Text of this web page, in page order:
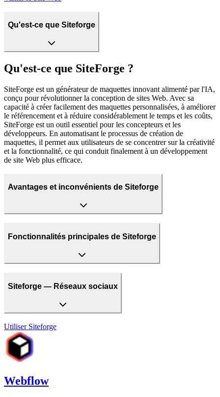
Qu'est-ce que Siteforge
Qu'est-ce que SiteForge ?
SiteForge est un générateur de maquettes innovant alimenté par l'IA,
conçu pour révolutionner la conception de sites Web. Avec sa
capacité à créer facilement des maquettes personnalisées, à améliorer
le référencement et à réduire considérablement le temps et les coûts,
SiteForge est un outil essentiel pour les concepteurs et les
développeurs. En automatisant le processus de création de
maquettes, il permet aux utilisateurs de se concentrer sur la créativité
et la fonctionnalité, ce qui conduit finalement à un développement
de site Web plus efficace.
Avantages et inconvénients de Siteforge
Fonctionnalités principales de Siteforge
Siteforge — Réseaux sociaux
Utiliser Siteforge
Webflow